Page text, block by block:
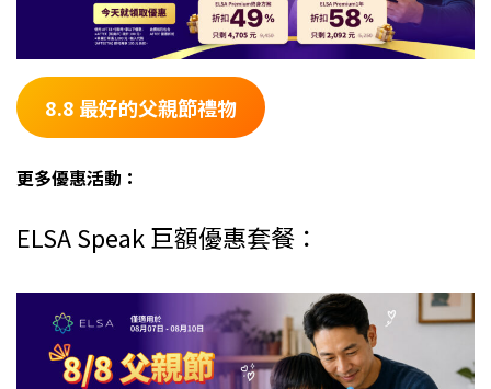
8.8 最好的父親節禮物
更多優惠活動：
ELSA Speak 巨額優惠套餐：